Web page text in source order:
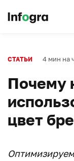
СТАТЬИ 4 мин на
Почему
цвет